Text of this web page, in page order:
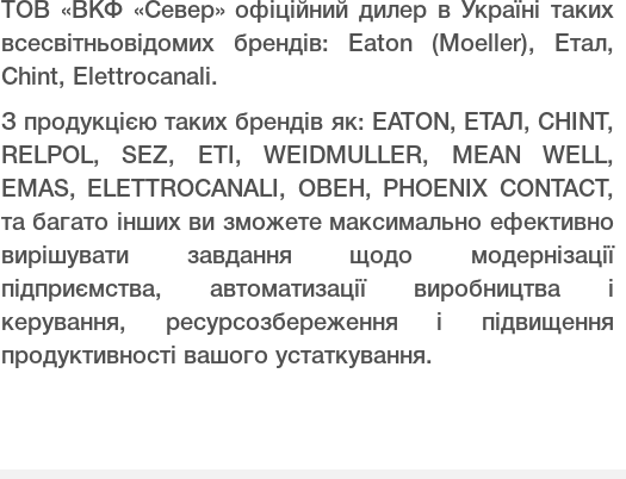
ТОВ «ВКФ «Север» офіційний дилер в Україні таких
всесвітньовідомих брендів: Eaton (Moeller), Етал,
Chint, Elettrocanali.
З продукцією таких брендів як: EATON, ЕТАЛ, CHINT,
RELPOL, SEZ, ETI, WEIDMULLER, MEAN WELL,
EMAS, ELETTROCANALI, ОВЕН, PHOENIX CONTACT,
та багато інших ви зможете максимально ефективно
вирішувати завдання щодо модернізації
підприємства, автоматизації виробництва і
керування, ресурсозбереження і підвищення
продуктивності вашого устаткування.